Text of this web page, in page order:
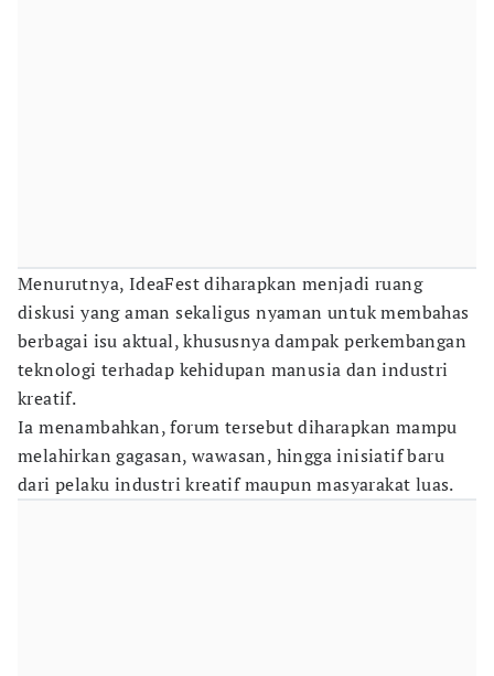
Menurutnya, IdeaFest diharapkan menjadi ruang
diskusi yang aman sekaligus nyaman untuk membahas
berbagai isu aktual, khususnya dampak perkembangan
teknologi terhadap kehidupan manusia dan industri
kreatif.
Ia menambahkan, forum tersebut diharapkan mampu
melahirkan gagasan, wawasan, hingga inisiatif baru
dari pelaku industri kreatif maupun masyarakat luas.